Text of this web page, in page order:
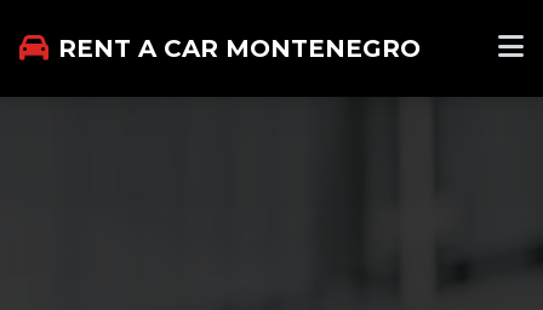
RENT A CAR MONTENEGRO